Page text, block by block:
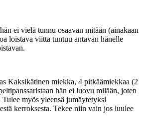
ei vielä tunnu osaavan mitään (ainakaan
loistava viitta tuntuu antavan hänelle
Kaksikätinen miekka, 4 pitkäämiekkaa (2
hän ei luovu milään, joten
myös yleensä jumäytetyksi
kerroksesta. Tekee niin vain jos luulee